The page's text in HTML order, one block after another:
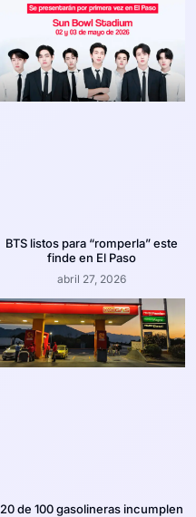
BTS listos para “romperla” este
finde en El Paso
abril 27, 2026
20 de 100 gasolineras incumplen